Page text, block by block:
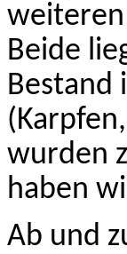
weiteren
Beide
Bestand
wurden
haben
Ab und